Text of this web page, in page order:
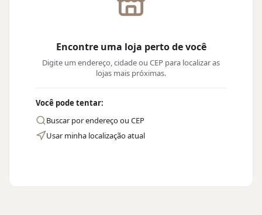
Encontre uma loja perto de você
Digite um endereço, cidade ou CEP para localizar as
lojas mais próximas.
Você pode tentar:
Buscar por endereço ou CEP
Usar minha localização atual